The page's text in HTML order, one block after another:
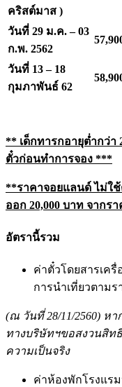
คริสต์มาส )
วันที่ 29 ม.ค. – 03
ก.พ. 2562
วันที่ 13 – 18
กุมภาพันธ์ 62
** เด็กทารกอายุต่ำกว่า
ตั๋วก่อนทำการจอง ***
**ราคาจอยแลนด์ ไม่ใ
ออก 20,000 บาท จากร
อัตรานี้รวม
ค่าตั๋วโดยสารเค
การนำเที่ยวตาม
(ณ วันที่ 28/11/2560)
ทางบริษัทฯขอสงวนสิท
ความเป็นจริง
ค่าห้องพักโรงแร